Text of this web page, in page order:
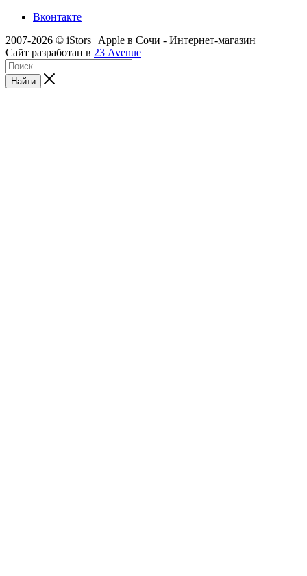
Вконтакте
2007-2026 © iStors | Apple в Сочи - Интернет-магазин
Сайт разработан в 23 Avenue
Найти